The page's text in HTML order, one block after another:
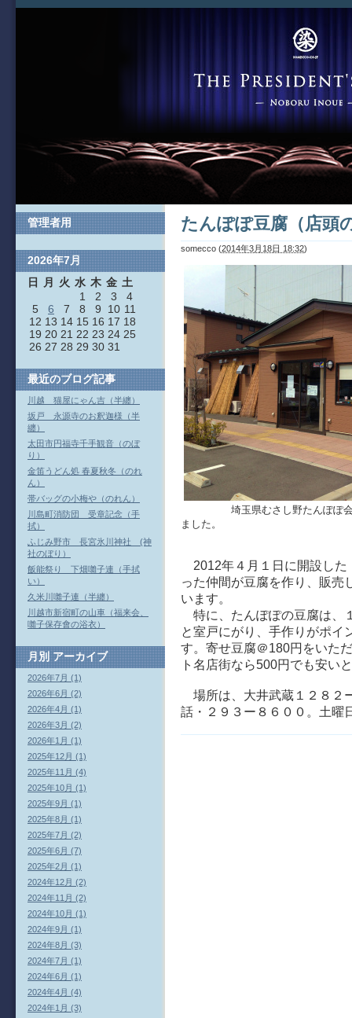
たんぽぽ豆腐（店頭
somecco (2014年3月18日 18:32)
埼玉県むさし野たんぽぽ会・
ました。
2012年４月１日に開設した
った仲間が豆腐を作り、販売
います。
特に、たんぽぽの豆腐は、
と室戸にがり、手作りがポイ
す。寄せ豆腐＠180円をいた
ト名店街なら500円でも安い
場所は、大井武蔵１２８２
話・２９３ー８６００。土曜
管理者用
2026年7月
日
月 火 水 木 金 土
1
2 3
4
5
6 7 8 9 10 11
12 13 14 15 16 17 18
19 20 21 22 23 24 25
26 27 28 29 30 31
最近のブログ記事
川越 猫屋にゃん吉（半纏）
坂戸 永源寺のお釈迦様（半
纏）
太田市円福寺千手観音（のぼ
り）
金笛うどん処 春夏秋冬（のれ
ん）
帯バッグの小梅や（のれん）
川島町消防団 受章記念（手
拭）
ふじみ野市 長宮氷川神社 (神
社のぼり）
飯能祭り 下畑囃子連（手拭
い）
久米川囃子連（半纏）
川越市新宿町の山車（福来会、
囃子保存會の浴衣）
月別アーカイブ
2026年7月 (1)
2026年6月 (2)
2026年4月 (1)
2026年3月 (2)
2026年1月 (1)
2025年12月 (1)
2025年11月 (4)
2025年10月 (1)
2025年9月 (1)
2025年8月 (1)
2025年7月 (2)
2025年6月 (7)
2025年2月 (1)
2024年12月 (2)
2024年11月 (2)
2024年10月 (1)
2024年9月 (1)
2024年8月 (3)
2024年7月 (1)
2024年6月 (1)
2024年4月 (4)
2024年1月 (3)